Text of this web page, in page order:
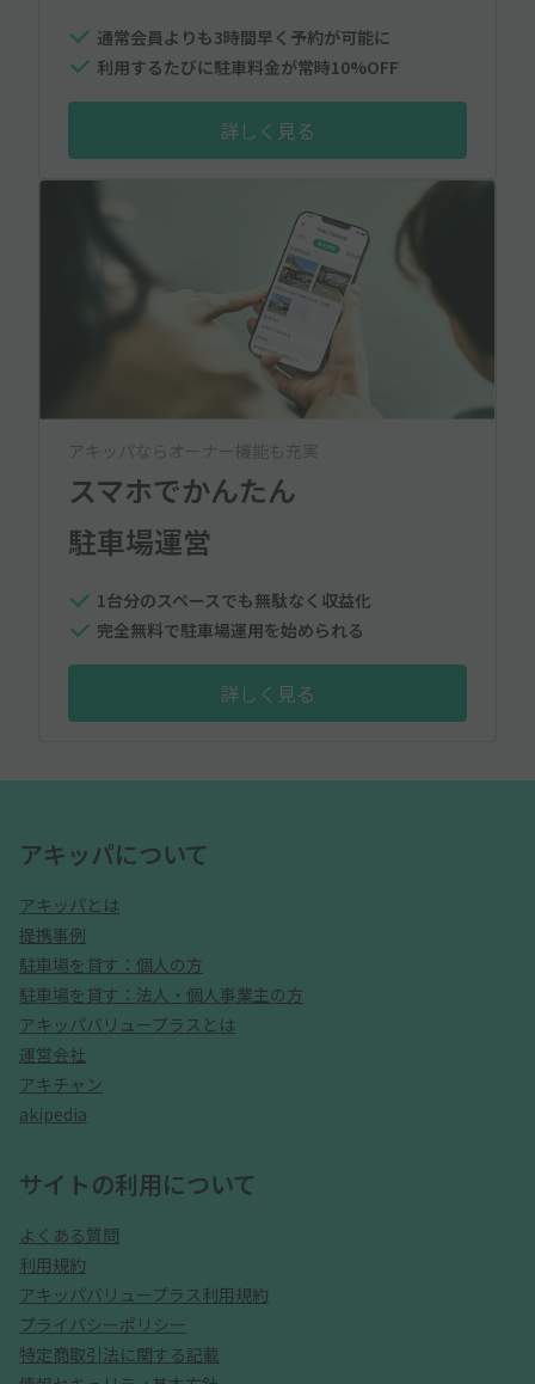
通常会員よりも3時間早く予約が可能に
利用するたびに駐車料金が常時10%OFF
詳しく見る
アキッパならオーナー機能も充実
スマホでかんたん
駐車場運営
1台分のスペースでも無駄なく収益化
完全無料で駐車場運用を始められる
詳しく見る
アキッパについて
アキッパとは
提携事例
駐車場を貸す：個人の方
駐車場を貸す：法人・個人事業主の方
アキッパバリュープラスとは
運営会社
アキチャン
akipedia
サイトの利用について
よくある質問
利用規約
アキッパバリュープラス利用規約
プライバシーポリシー
特定商取引法に関する記載